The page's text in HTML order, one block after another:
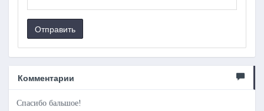
Отправить
Комментарии
Спасибо бальшое!